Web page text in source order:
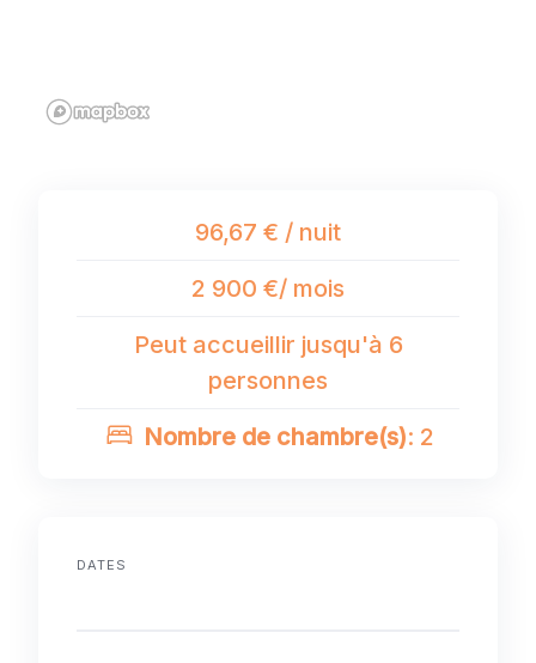
96,67 € / nuit
2 900 €/ mois
Peut accueillir jusqu'à 6
personnes
Nombre de chambre(s): 2
DATES